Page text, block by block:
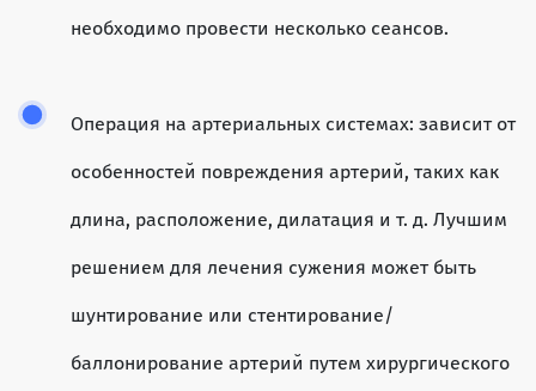
необходимо провести несколько сеансов.
Операция на артериальных системах: зависит от
особенностей повреждения артерий, таких как
длина, расположение, дилатация и т. д. Лучшим
решением для лечения сужения может быть
шунтирование или стентирование/
баллонирование артерий путем хирургического